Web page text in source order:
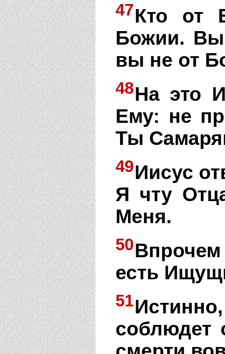
47Кто от
Божии. Вы
вы не от
48На это
Ему: не
Ты
49Иисус
Я чту
Меня.
50
есть
51
соблюдет